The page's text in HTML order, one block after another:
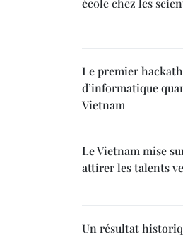
école chez les
Le premier
d’informatique
Vietnam
Le Vietnam mise
attirer les talents
Un résultat